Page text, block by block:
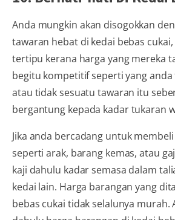
Anda mungkin akan disogokkan
tawaran hebat di kedai bebas
tertipu kerana harga yang mereka
begitu kompetitif seperti yang anda
atau tidak sesuatu tawaran itu
bergantung kepada kadar tukaran
Jika anda bercadang untuk
seperti arak, barang kemas, atau
kaji dahulu kadar semasa dalam
kedai lain. Harga barangan yang
bebas cukai tidak selalunya murah.